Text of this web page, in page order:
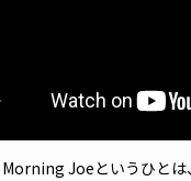
Joeというひとは